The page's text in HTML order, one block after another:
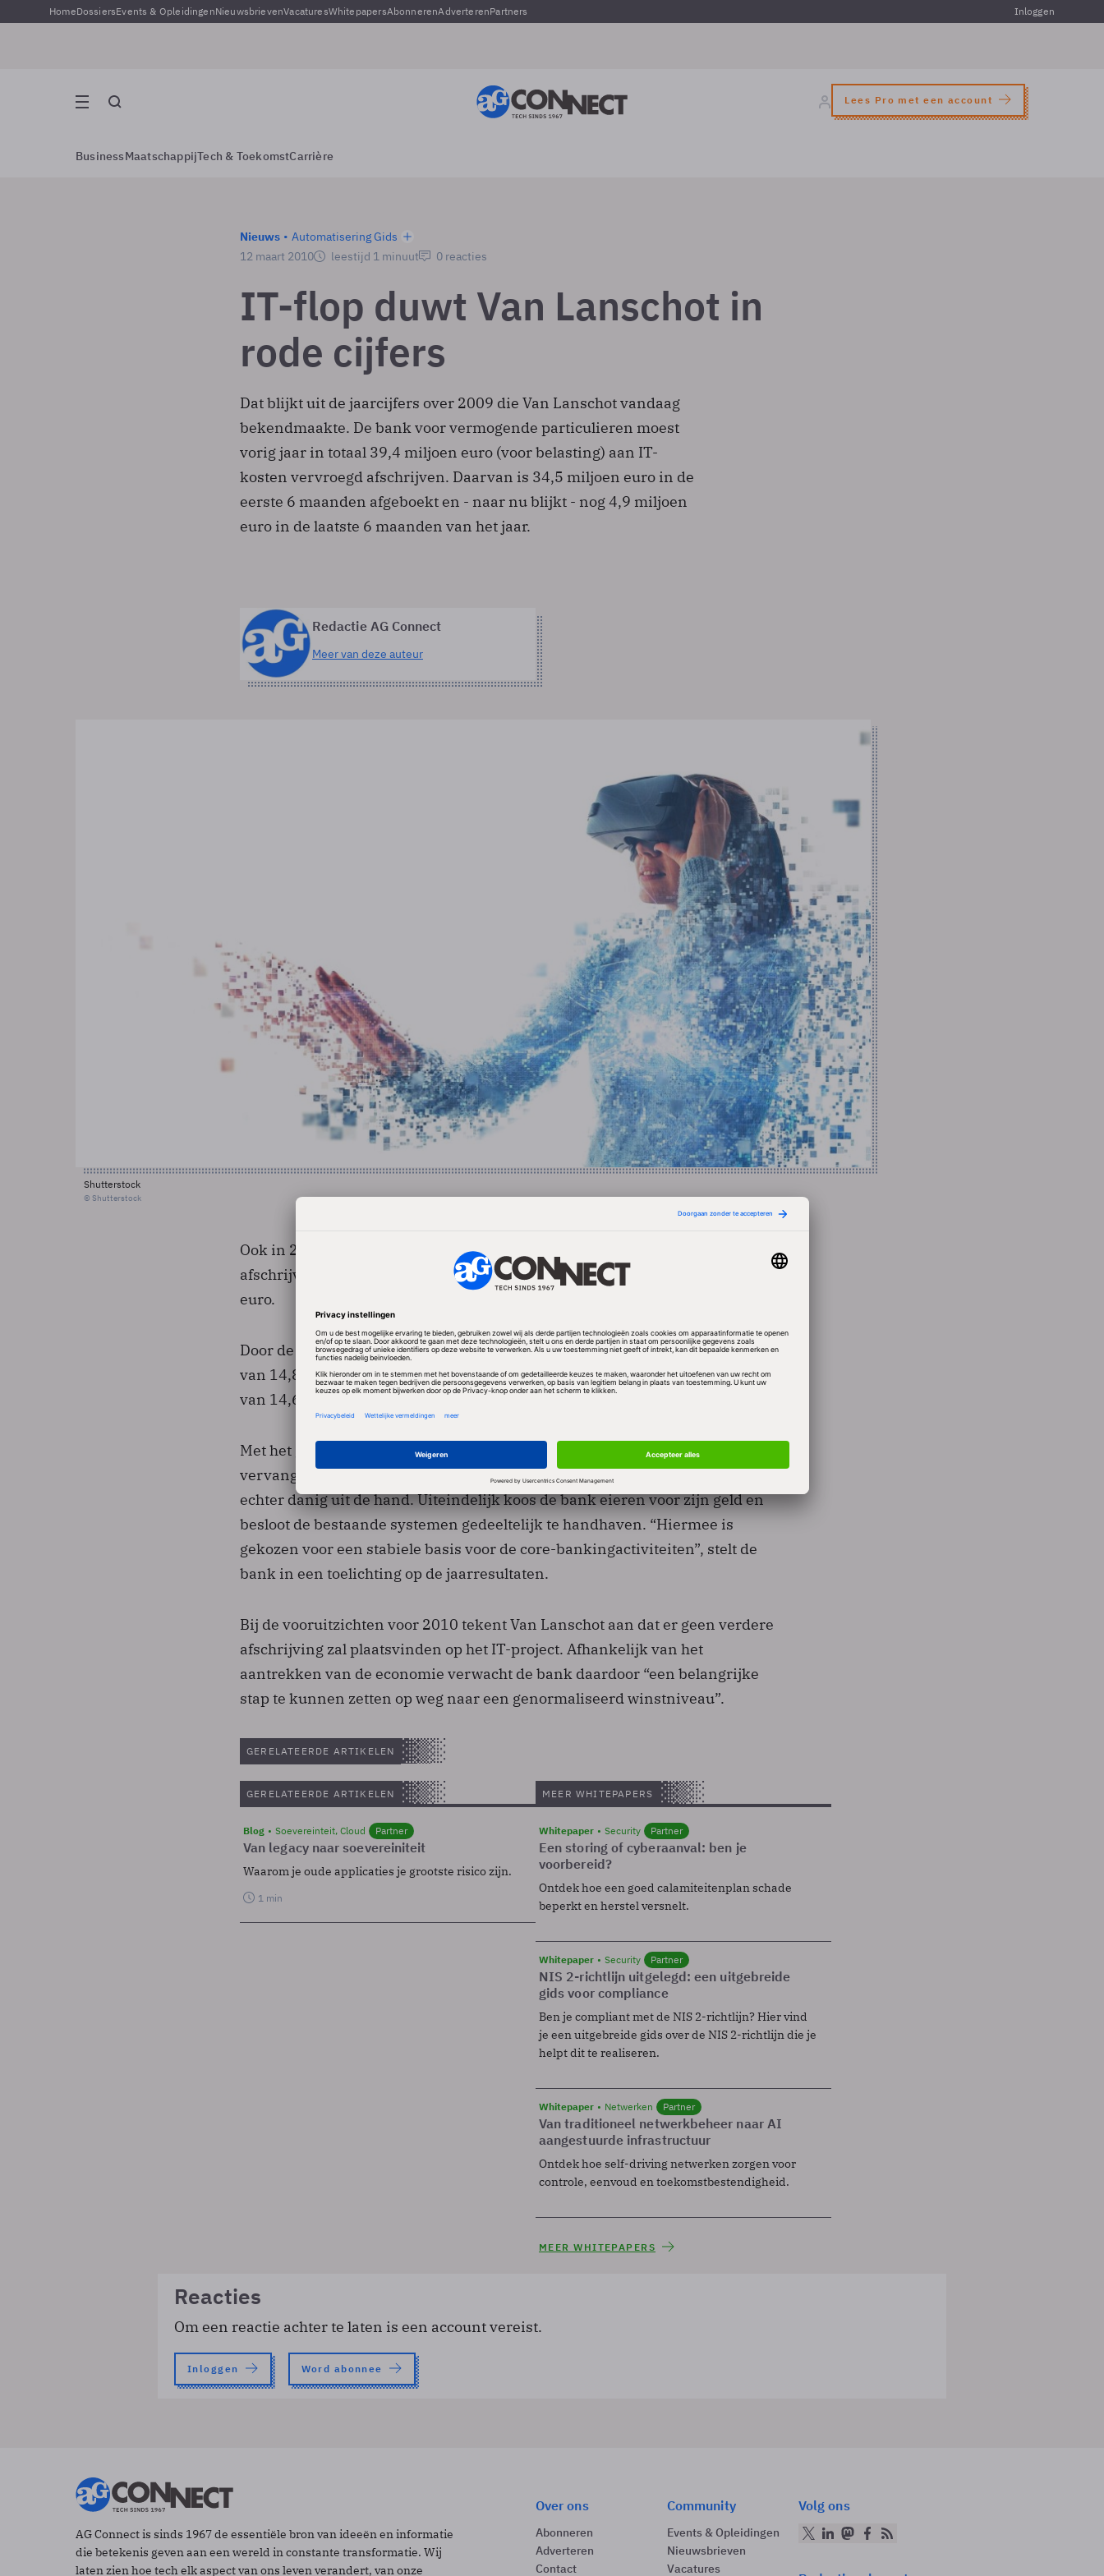
HomeDossiersEvents & OpleidingenNieuwsbrievenVacaturesWhitepapersAbonnerenAdverterenPartners Inloggen
Lees Pro met een account
BusinessMaatschappijTech & ToekomstCarrière
Nieuws
Automatisering Gids
12 maart 2010
leestijd 1 minuut 0 reacties
IT-flop duwt Van Lanschot in
rode cijfers
Dat blijkt uit de jaarcijfers over 2009 die Van Lanschot vandaag
bekendmaakte. De bank voor vermogende particulieren moest
vorig jaar in totaal 39,4 miljoen euro (voor belasting) aan IT-
kosten vervroegd afschrijven. Daarvan is 34,5 miljoen euro in de
eerste 6 maanden afgeboekt en - naar nu blijkt - nog 4,9 miljoen
euro in de laatste 6 maanden van het jaar.
Redactie AG Connect
Meer van deze auteur
Shutterstock
© Shutterstock
Ook in 2008 was bij Van Lanschot Bankiers al sprake van versnelde
afschrijving op het automatiseringsproject, voor een bedrag van 20,5 miljoen
euro.
Door de versnelde afschrijvingen leed Van Lanschot over 2009 een verlies
van 14,8 miljoen euro. Zonder de IT-problemen zou de bank een jaarwinst
van 14,6 miljoen euro hebben gemaakt.
Met het geflopte IT-project wilde Van Lanschot zijn mainframeapplicaties
vervangen door gedistribueerde systemen. De kosten van het project liepen
echter danig uit de hand. Uiteindelijk koos de bank eieren voor zijn geld en
besloot de bestaande systemen gedeeltelijk te handhaven. “Hiermee is
gekozen voor een stabiele basis voor de core-bankingactiviteiten”, stelt de
bank in een toelichting op de jaarresultaten.
Bij de vooruitzichten voor 2010 tekent Van Lanschot aan dat er geen verdere
afschrijving zal plaatsvinden op het IT-project. Afhankelijk van het
aantrekken van de economie verwacht de bank daardoor “een belangrijke
stap te kunnen zetten op weg naar een genormaliseerd winstniveau”.
GERELATEERDE ARTIKELEN
GERELATEERDE ARTIKELEN
Blog Soevereinteit, Cloud Partner
Van legacy naar soevereiniteit
Waarom je oude applicaties je grootste risico zijn.
1 min
MEER WHITEPAPERS
Whitepaper Security Partner
Een storing of cyberaanval: ben je
voorbereid?
Ontdek hoe een goed calamiteitenplan schade
beperkt en herstel versnelt.
Whitepaper Security Partner
NIS 2-richtlijn uitgelegd: een uitgebreide
gids voor compliance
Ben je compliant met de NIS 2-richtlijn? Hier vind
je een uitgebreide gids over de NIS 2-richtlijn die je
helpt dit te realiseren.
Whitepaper Netwerken Partner
Van traditioneel netwerkbeheer naar AI
aangestuurde infrastructuur
Ontdek hoe self-driving netwerken zorgen voor
controle, eenvoud en toekomstbestendigheid.
MEER WHITEPAPERS
Reacties
Om een reactie achter te laten is een account vereist.
Inloggen Word abonnee
AG Connect is sinds 1967 de essentiële bron van ideeën en informatie
die betekenis geven aan een wereld in constante transformatie. Wij
laten zien hoe tech elk aspect van ons leven verandert, van onze
Over ons
Abonneren
Adverteren
Contact
Community
Events & Opleidingen
Nieuwsbrieven
Vacatures
Volg ons